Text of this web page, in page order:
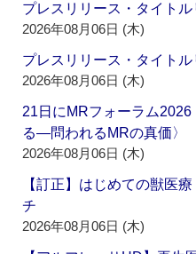
プレスリリース・タイト
2026年08月06日 (木)
プレスリリース・タイト
2026年08月06日 (木)
21日にMRフォーラム2026
る―問われるMRの真価〉
2026年08月06日 (木)
【訂正】はじめての獣医
チ
2026年08月06日 (木)